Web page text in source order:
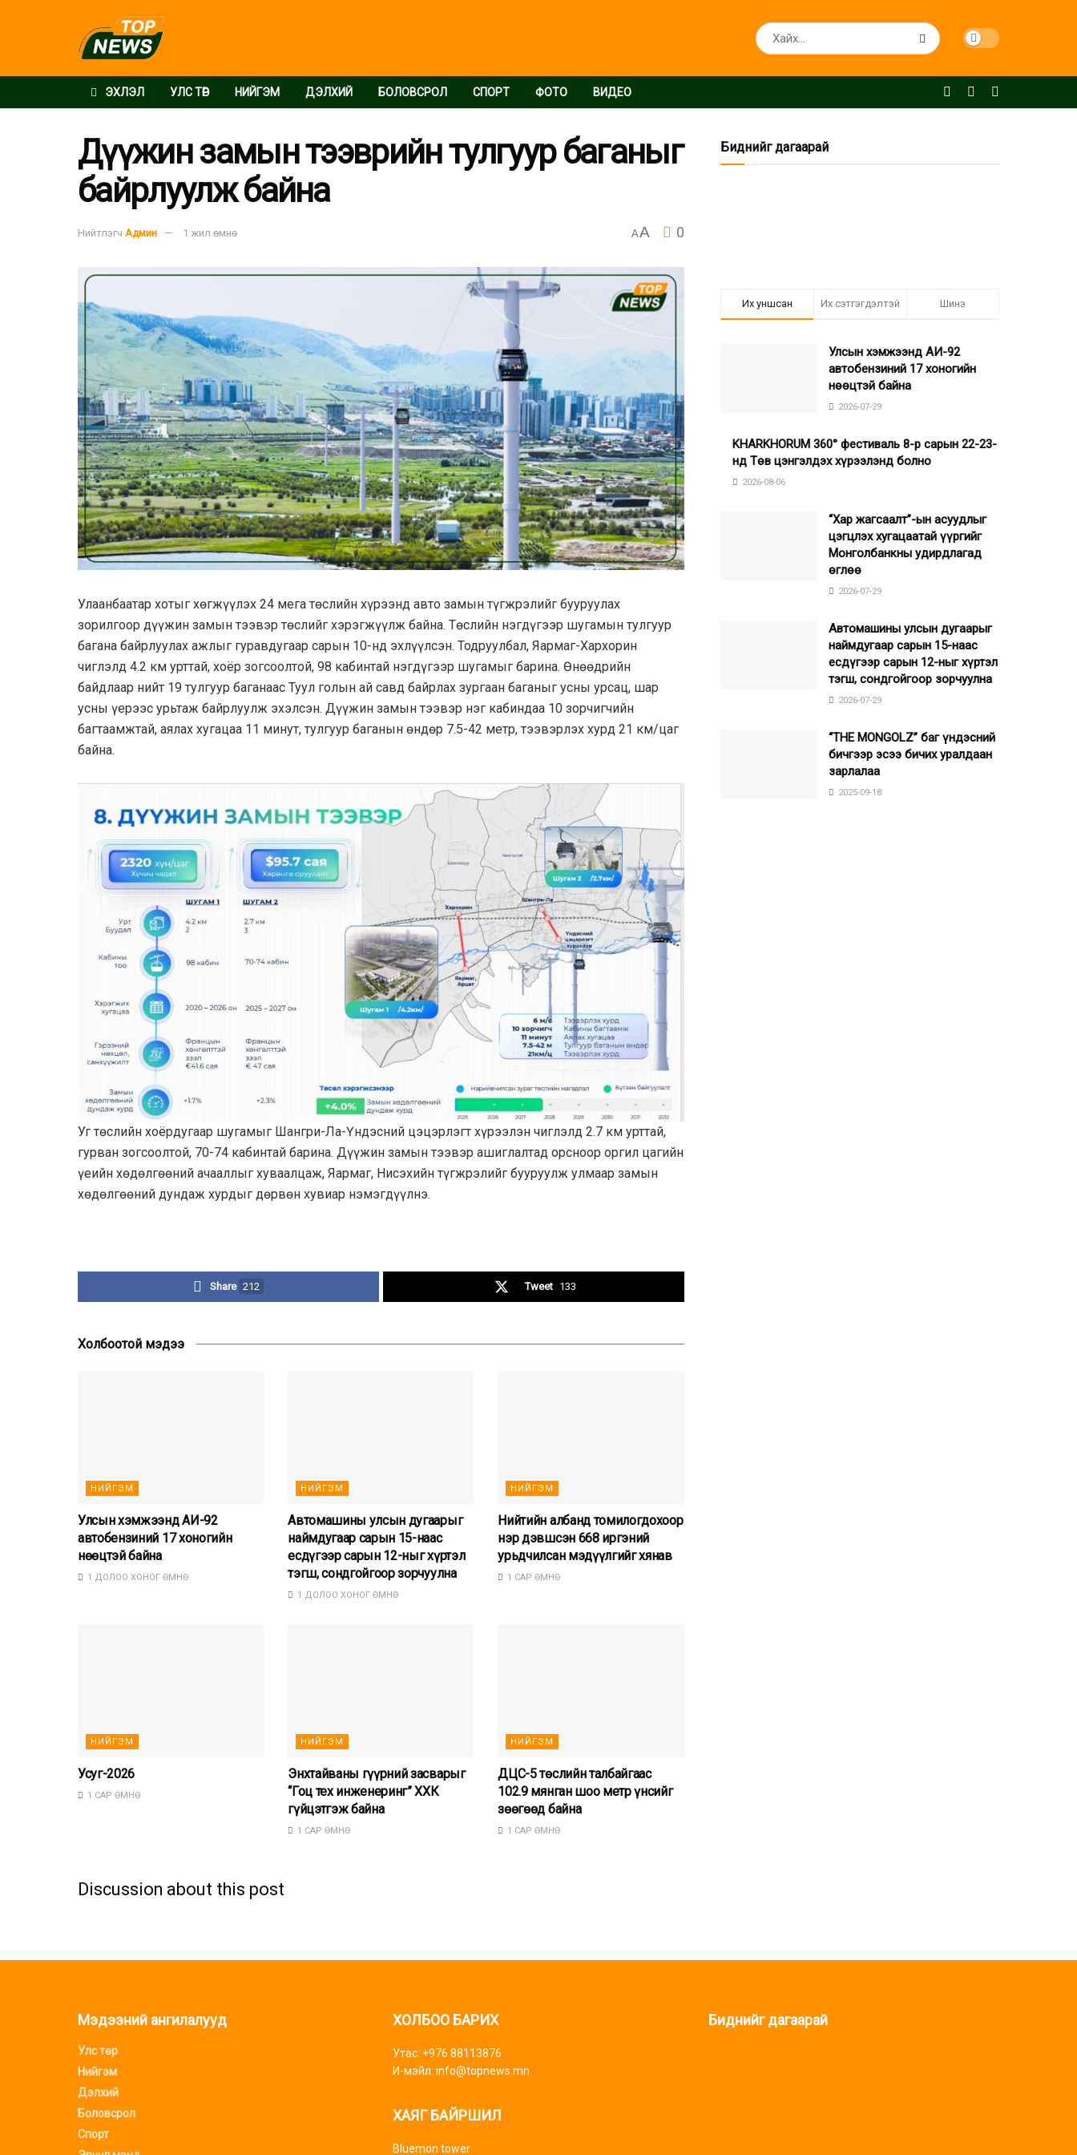
ЭХЛЭЛ УЛС ТӨР НИЙГЭМ ДЭЛХИЙ БОЛОВСРОЛ СПОРТ ФОТО ВИДЕО
Дүүжин замын тээврийн тулгуур баганыг
байрлуулж байна
Нийтлэгч Админ 1 жил өмнө AA 0
Улаанбаатар хотыг хөгжүүлэх 24 мега төслийн хүрээнд авто замын түгжрэлийг бууруулах
зорилгоор дүүжин замын тээвэр төслийг хэрэгжүүлж байна. Төслийн нэгдүгээр шугамын тулгуур
багана байрлуулах ажлыг гуравдугаар сарын 10-нд эхлүүлсэн. Тодруулбал, Яармаг-Хархорин
чиглэлд 4.2 км урттай, хоёр зогсоолтой, 98 кабинтай нэгдүгээр шугамыг барина. Өнөөдрийн
байдлаар нийт 19 тулгуур баганаас Туул голын ай савд байрлах зургаан баганыг усны урсац, шар
усны үерээс урьтаж байрлуулж эхэлсэн. Дүүжин замын тээвэр нэг кабиндаа 10 зорчигчийн
багтаамжтай, аялах хугацаа 11 минут, тулгуур баганын өндөр 7.5-42 метр, тээвэрлэх хурд 21 км/цаг
байна.
Уг төслийн хоёрдугаар шугамыг Шангри-Ла-Үндэсний цэцэрлэгт хүрээлэн чиглэлд 2.7 км урттай,
гурван зогсоолтой, 70-74 кабинтай барина. Дүүжин замын тээвэр ашиглалтад орсноор оргил цагийн
үеийн хөдөлгөөний ачааллыг хуваалцаж, Яармаг, Нисэхийн түгжрэлийг бууруулж улмаар замын
хөдөлгөөний дундаж хурдыг дөрвөн хувиар нэмэгдүүлнэ.
Share 212 Tweet 133
Холбоотой мэдээ
НИЙГЭМ
Улсын хэмжээнд АИ-92
автобензиний 17 хоногийн
нөөцтэй байна
1 ДОЛОО ХОНОГ ӨМНӨ
НИЙГЭМ
Автомашины улсын дугаарыг
наймдугаар сарын 15-наас
есдүгээр сарын 12-ныг хүртэл
тэгш, сондгойгоор зорчуулна
1 ДОЛОО ХОНОГ ӨМНӨ
НИЙГЭМ
Нийтийн албанд томилогдохоор
нэр дэвшсэн 668 иргэний
урьдчилсан мэдүүлгийг хянав
1 САР ӨМНӨ
НИЙГЭМ
Усуг-2026
1 САР ӨМНӨ
НИЙГЭМ
Энхтайваны гүүрний засварыг
“Гоц тех инженеринг” ХХК
гүйцэтгэж байна
1 САР ӨМНӨ
НИЙГЭМ
ДЦС-5 төслийн талбайгаас
102.9 мянган шоо метр үнсийг
зөөгөөд байна
1 САР ӨМНӨ
Discussion about this post
Биднийг дагаарай
Их уншсан Их сэтгэгдэлтэй Шинэ
Улсын хэмжээнд АИ-92
автобензиний 17 хоногийн
нөөцтэй байна
2026-07-29
KHARKHORUM 360° фестиваль 8-р сарын 22-23-
нд Төв цэнгэлдэх хүрээлэнд болно
2026-08-06
“Хар жагсаалт”-ын асуудлыг
цэгцлэх хугацаатай үүргийг
Монголбанкны удирдлагад
өглөө
2026-07-29
Автомашины улсын дугаарыг
наймдугаар сарын 15-наас
есдүгээр сарын 12-ныг хүртэл
тэгш, сондгойгоор зорчуулна
2026-07-29
“THE MONGOLZ” баг үндэсний
бичгээр эсээ бичих уралдаан
зарлалаа
2025-09-18
Мэдээний ангилалууд
Улс төр
Нийгэм
Дэлхий
Боловсрол
Спорт
ХОЛБОО БАРИХ
Утас: +976 88113876
И-мэйл: info@topnews.mn
ХАЯГ БАЙРШИЛ
Bluemon tower
Биднийг дагаарай